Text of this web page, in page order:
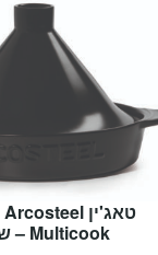
Multicook – שחור